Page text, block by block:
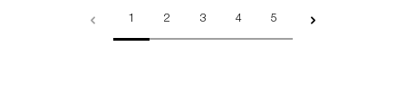
Seite
1 Seite
2 Seite
3 Seite
4 Seite
5